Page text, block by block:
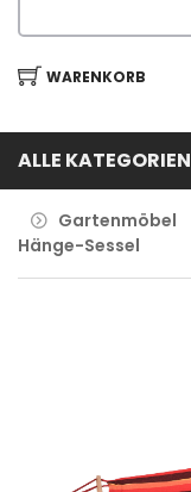
WARENKORB
ALLE KATEGORIEN
Gartenmöbel
Hänge-Sessel